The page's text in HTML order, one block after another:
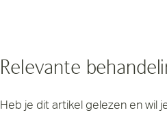
Relevante
Heb je dit artikel gelezen en wil